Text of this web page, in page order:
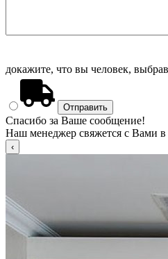
докажите, что вы человек, выбрав
Спасибо за Ваше сообщение!
Наш менеджер свяжется с Вами